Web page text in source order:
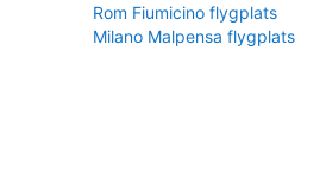
Rom Fiumicino flygplats
Milano Malpensa flygplats